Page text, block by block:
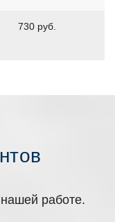
730 руб.
работе.